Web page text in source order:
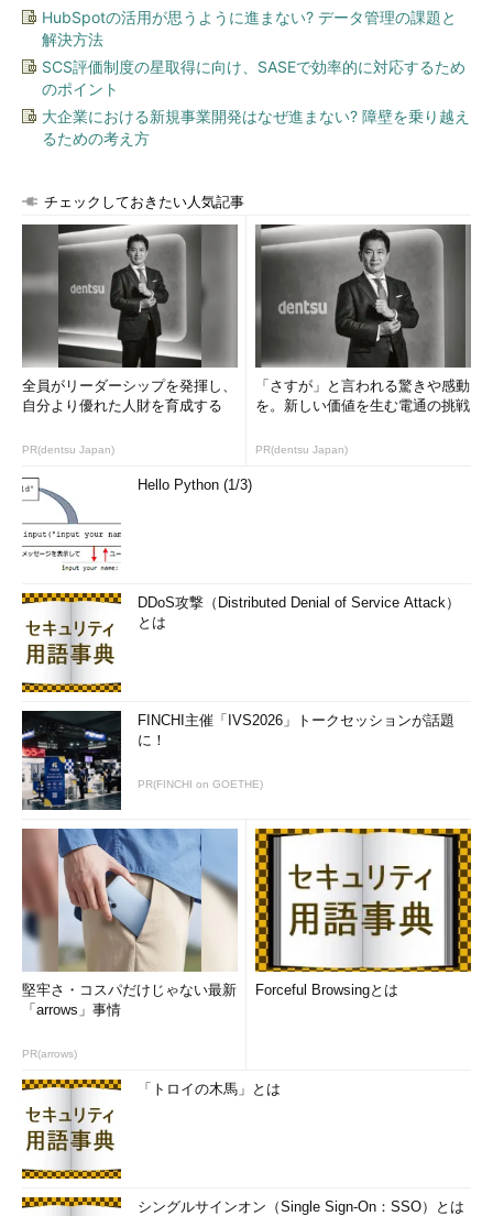
HubSpotの活用が思うように進まない? データ管理の課題と
解決方法
SCS評価制度の星取得に向け、SASEで効率的に対応するため
のポイント
大企業における新規事業開発はなぜ進まない? 障壁を乗り越え
るための考え方
チェックしておきたい人気記事
全員がリーダーシップを発揮し、
自分より優れた人財を育成する
PR(dentsu Japan)
「さすが」と言われる驚きや感動
を。新しい価値を生む電通の挑戦
PR(dentsu Japan)
Hello Python (1/3)
DDoS攻撃（Distributed Denial of Service Attack）
とは
FINCHI主催「IVS2026」トークセッションが話題
に！
PR(FINCHI on GOETHE)
堅牢さ・コスパだけじゃない最新
「arrows」事情
PR(arrows)
Forceful Browsingとは
「トロイの木馬」とは
シングルサインオン（Single Sign-On：SSO）とは